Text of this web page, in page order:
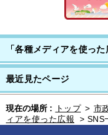
「各種メディアを使っ
最近見たページ
現在の場所 : トップ > 市
ィアを使った広報
> SNS